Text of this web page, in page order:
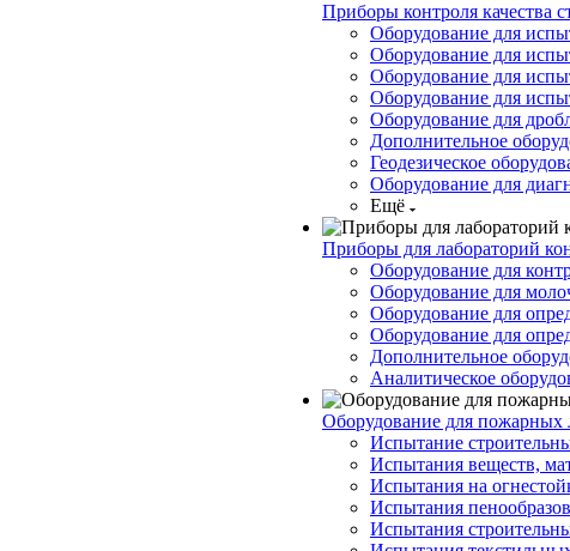
Приборы контроля качества
Оборудование для
Оборудование для
Оборудование для
Оборудование для
Оборудование для
Дополнительное
Геодезическое
Оборудование для
Ещё
Приборы для лабораторий
Оборудование для
Оборудование для
Оборудование для
Оборудование для
Дополнительное
Аналитическое
Оборудование для пожарных
Испытание
Испытания веществ,
Испытания на
Испытания
Испытания